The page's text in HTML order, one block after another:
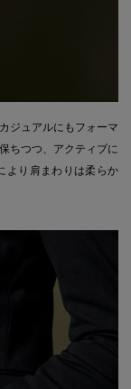
ジュアルにもフォーマ
ちつつ、アクティブに
より肩まわりは柔らか